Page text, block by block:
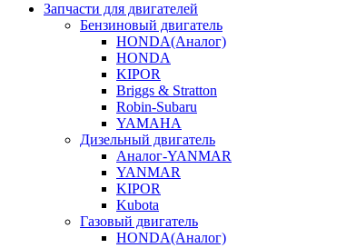
Запчасти для двигателей
Бензиновый двигатель
HONDA(Aналог)
HONDA
KIPOR
Briggs & Stratton
Robin-Subaru
YAMAHA
Дизельный двигатель
Аналог-YANMAR
YANMAR
KIPOR
Kubota
Газовый двигатель
HONDA(Aналог)